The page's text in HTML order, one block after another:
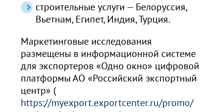
строительные услуги — Белоруссия,
Вьетнам, Египет, Индия, Турция.
Маркетинговые исследования
размещены в информационной системе
для экспортеров «Одно окно» цифровой
платформы АО «Российский экспортный
центр» (
https://myexport.exportcenter.ru/promo/